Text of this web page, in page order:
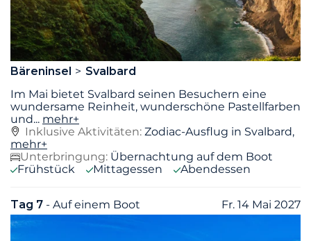
Bäreninsel
Svalbard
Im Mai bietet Svalbard seinen Besuchern eine
wundersame Reinheit, wunderschöne Pastellfarben
und... mehr+
Inklusive Aktivitäten: Zodiac-Ausflug in Svalbard,
mehr+
Unterbringung: Übernachtung auf dem Boot
Frühstück
Mittagessen Abendessen
Tag 7 - Auf einem Boot Fr. 14 Mai 2027